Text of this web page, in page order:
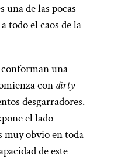
de las pocas
todo el caos de la
una
condirty
desgarradores.
el lado
muy obvio en toda
de este